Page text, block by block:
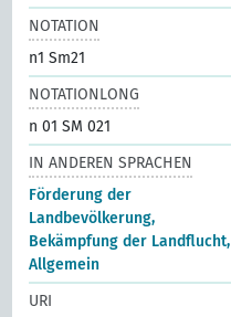
NOTATION
n1 Sm21
NOTATIONLONG
n 01 SM 021
IN ANDEREN SPRACHEN
Förderung der
Landbevölkerung,
Bekämpfung der Landflucht,
Allgemein
URI